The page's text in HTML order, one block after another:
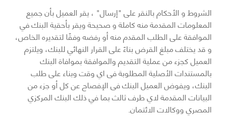
الشروط و الأحكام بالنقر على "إرسال" ، يقر العميل بأن جميع
المعلومات المقدمة منه كاملة و صحيحة ويقر بأحقية البنك في
الموافقة على الطلب المقدم منه أو رفضه وفقًا لتقديره الخاص،
و قد يختلف مبلغ القرض بناءً على القرار النهائي للبنك، ويلتزم
العميل كجزء من عملية التقديم والموافقة بموافاة البنك
بالمستندات الأصلية المطلوبة فى اي وقت وبناء على طلب
البنك، ويفوض العميل البنك فى الإفصاح عن كل أو جزء من
البيانات المقدمة لاي طرف ثالث بما في ذلك البنك المركزي
المصري ووكالات الائتمان.